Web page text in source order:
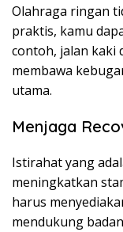
Olahraga ringan
praktis, kamu
contoh, jalan kaki
membawa
utama.
Menjaga
Istirahat yang
meningkatkan
harus
mendukung